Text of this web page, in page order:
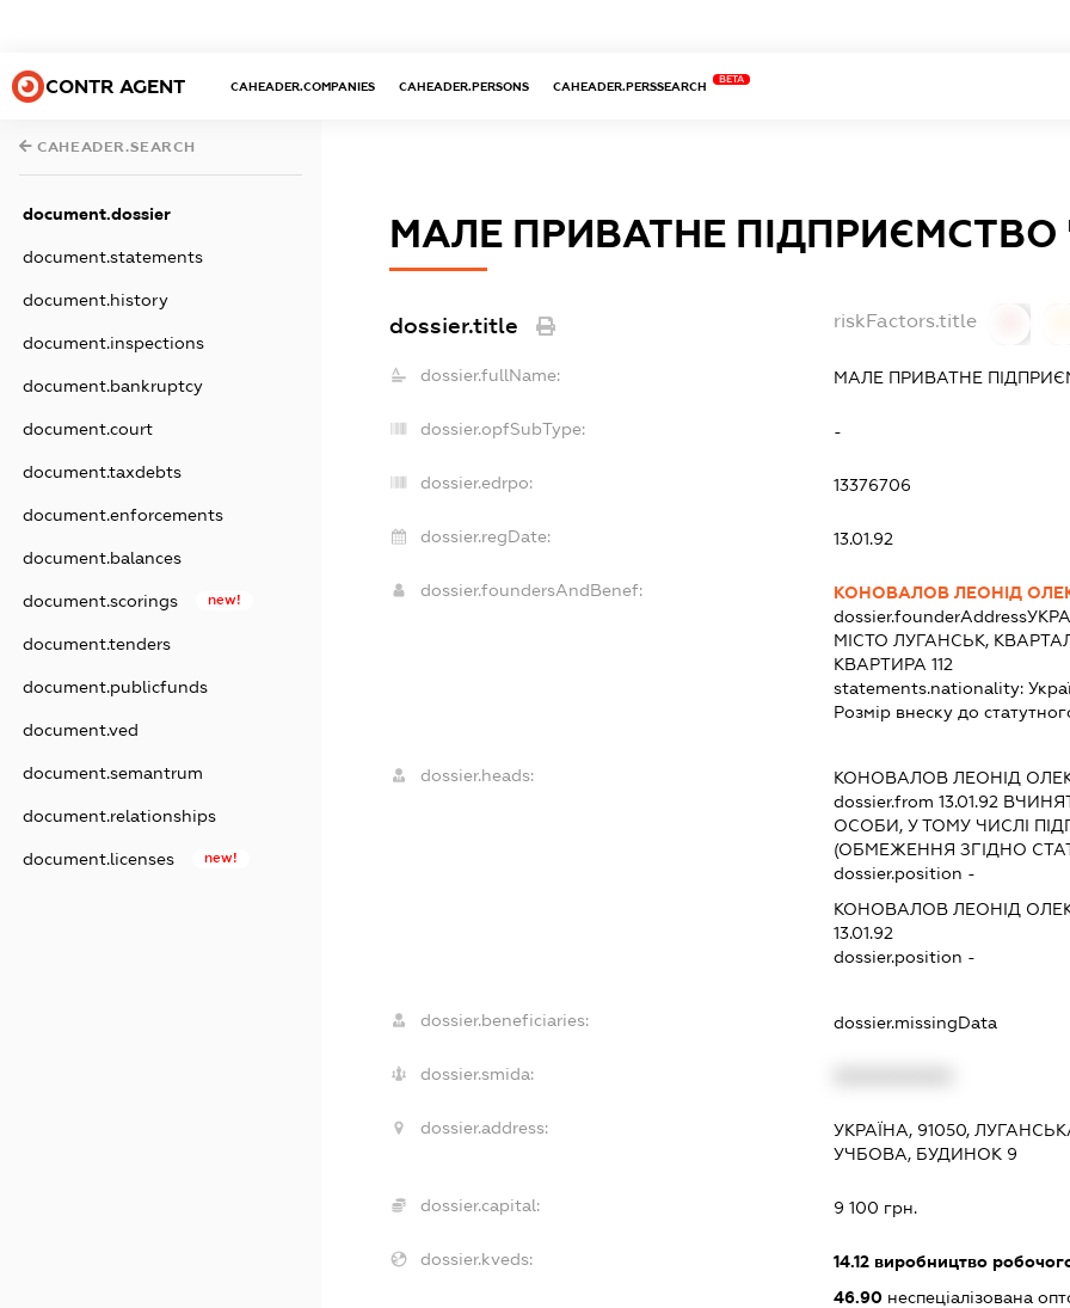
CONTR AGENT CAHEADER.COMPANIES CAHEADER.PERSONS CAHEADER.PERSSEARCH
BETA
CAHEADER.SEARCH
document.dossier
document.statements
document.history
document.inspections
document.bankruptcy
document.court
document.taxdebts
document.enforcements
document.balances
document.scorings new!
document.tenders
document.publicfunds
document.ved
document.semantrum
document.relationships
document.licenses new!
МАЛЕ ПРИВАТНЕ ПІДПРИЄМСТВО
dossier.title riskFactors.title
dossier.fullName: МАЛЕ ПРИВАТНЕ
dossier.opfSubType: -
dossier.edrpo: 13376706
dossier.regDate: 13.01.92
dossier.foundersAndBenef:
КОНОВАЛОВ ЛЕОНІД
dossier.founderAddress
МІСТО ЛУГАНСЬК,
КВАРТИРА 112
statements.nationality:
Розмір внеску до
dossier.heads: КОНОВАЛОВ ЛЕОНІД
dossier.from 13.01.92
ОСОБИ, У ТОМУ ЧИСЛІ
(ОБМЕЖЕННЯ ЗГІДНО
dossier.position -
КОНОВАЛОВ ЛЕОНІД
13.01.92
dossier.position -
dossier.beneficiaries: dossier.missingData
dossier.smida:
dossier.address:
УКРАЇНА, 91050,
УЧБОВА, БУДИНОК 9
dossier.capital: 9 100 грн.
dossier.kveds: 14.12виробництво
46.90неспеціалізована